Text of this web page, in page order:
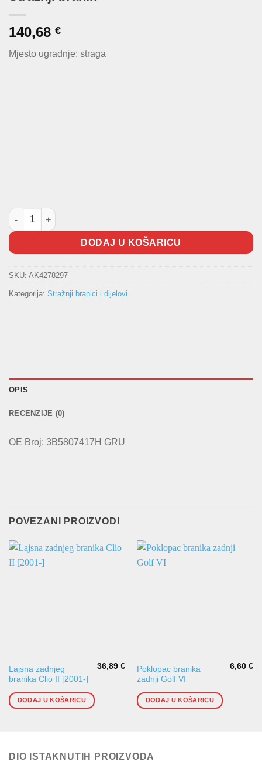
140,68 €
Mjesto ugradnje: straga
Stražnji branik količina
DODAJ U KOŠARICU
SKU: AK4278297
Kategorija: Stražnji branici i dijelovi
OPIS
RECENZIJE (0)
OE Broj: 3B5807417H GRU
POVEZANI PROIZVODI
Lajsna zadnjeg
branika Clio II [2001-]
36,89€
DODAJ U KOŠARICU
Poklopac branika
zadnji Golf VI
6,60€
DODAJ U KOŠARICU
DIO ISTAKNUTIH PROIZVODA